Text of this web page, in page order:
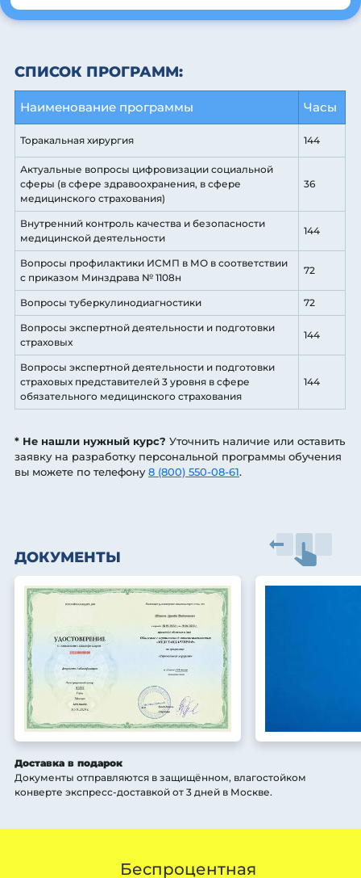
СПИСОК ПРОГРАММ:
Наименование программы Часы
Торакальная хирургия 144
Актуальные вопросы цифровизации социальной
сферы (в сфере здравоохранения, в сфере
медицинского страхования)
36
Внутренний контроль качества и безопасности
медицинской деятельности
144
Вопросы профилактики ИСМП в МО в соответствии
с приказом Минздрава № 1108н
72
Вопросы туберкулинодиагностики 72
Вопросы экспертной деятельности и подготовки
страховых
144
Вопросы экспертной деятельности и подготовки
страховых представителей 3 уровня в сфере
обязательного медицинского страхования
144
* Не нашли нужный курс? Уточнить наличие или оставить
заявку на разработку персональной программы обучения
вы можете по телефону8 (800) 550-08-61.
ДОКУМЕНТЫ
Доставка в подарок
Документы отправляются в защищённом, влагостойком
конверте экспресс-доставкой от 3 дней в Москве.
Беспроцентная